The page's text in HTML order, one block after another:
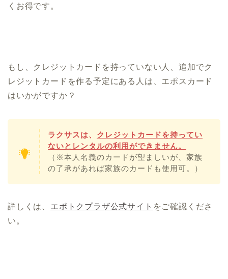
くお得です。
もし、クレジットカードを持っていない人、追加でク
レジットカードを作る予定にある人は、エポスカード
はいかがですか？
ラクサスは、 クレジットカードを持ってい
ないとレンタルの利用ができません。
（※本人名義のカードが望ましいが、家族
の了承があれば家族のカードも使用可。）
詳しくは、 エポトクプラザ公式サイト をご確認くださ
い。